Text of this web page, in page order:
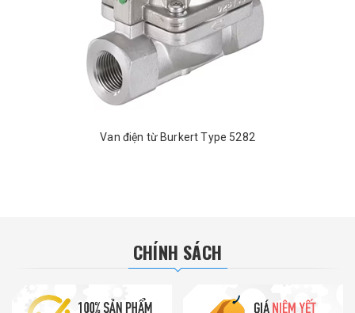
Van điện từ Burkert Type 5282
CHÍNH SÁCH